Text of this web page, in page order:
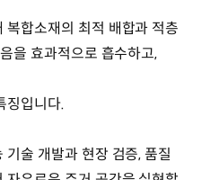
합소재의 최적 배합과 적층
을 효과적으로 흡수하고,
징입니다.
술 개발과 현장 검증, 품질